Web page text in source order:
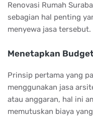
Renovasi Rumah
sebagian hal penting
menyewa jasa tersebut.
Menetapkan
Prinsip pertama yang
menggunakan jasa
atau anggaran, hal ini
memutuskan biaya